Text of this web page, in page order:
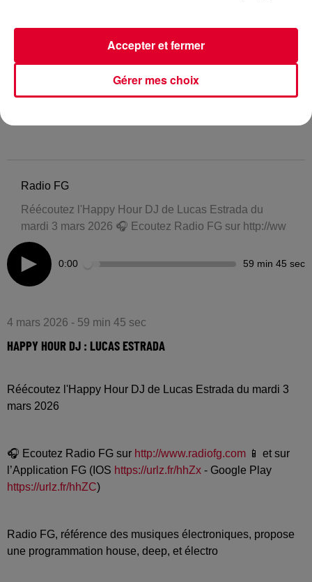
Radio FG
Réécoutez l'Happy Hour DJ de Lucas Estrada du
mardi 3 mars 2026 🎧 Ecoutez Radio FG sur http://ww
0:00 59 min 45 sec
4 mars 2026 - 59 min 45 sec
HAPPY HOUR DJ : LUCAS ESTRADA
Réécoutez l'Happy Hour DJ de Lucas Estrada du mardi 3
mars 2026
🎧 Ecoutez Radio FG sur http://www.radiofg.com 📱 et sur
l’Application FG (IOS https://urlz.fr/hhZx - Google Play
https://urlz.fr/hhZC)
Radio FG, référence des musiques électroniques, propose
une programmation house, deep, et électro
Gérer mes choix
Accepter et fermer